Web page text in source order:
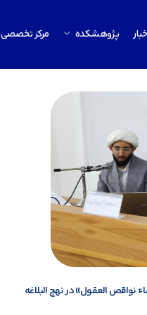
پژوهشکده مرکز تخصصی
العقول» در نهج البلاغه